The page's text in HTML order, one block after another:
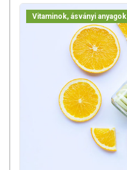
Vitaminok, ásványi anyagok